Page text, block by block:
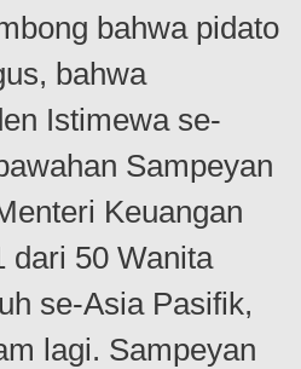
bahwa pidato
bahwa
Istimewa se-
Sampeyan
Keuangan
dari 50 Wanita
se-Asia Pasifik,
lagi. Sampeyan